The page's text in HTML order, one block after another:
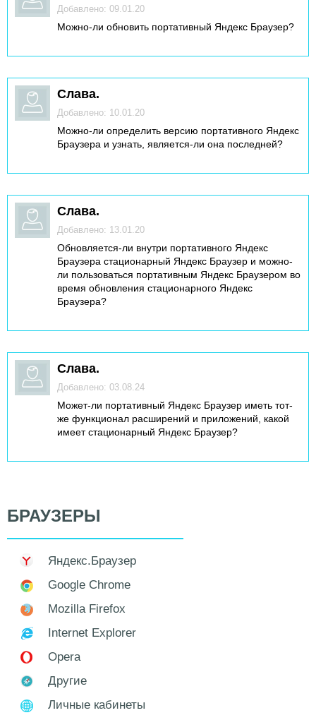
Добавлено: 09.01.20
Можно-ли обновить портативный Яндекс Браузер?
Слава.
Добавлено: 10.01.20
Можно-ли определить версию портативного Яндекс
Браузера и узнать, является-ли она последней?
Слава.
Добавлено: 13.01.20
Обновляется-ли внутри портативного Яндекс
Браузера стационарный Яндекс Браузер и можно-
ли пользоваться портативным Яндекс Браузером во
время обновления стационарного Яндекс
Браузера?
Слава.
Добавлено: 03.08.24
Может-ли портативный Яндекс Браузер иметь тот-
же функционал расширений и приложений, какой
имеет стационарный Яндекс Браузер?
БРАУЗЕРЫ
Яндекс.Браузер
Google Chrome
Mozilla Firefox
Internet Explorer
Opera
Другие
Личные кабинеты